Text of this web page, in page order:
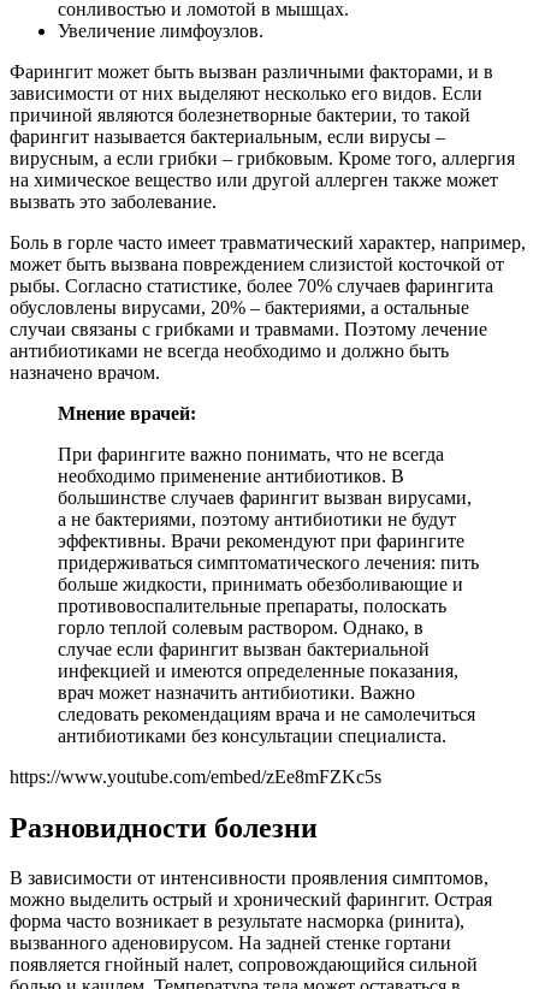
сонливостью и ломотой в мышцах.
Увеличение лимфоузлов.
Фарингит может быть вызван различными факторами, и в
зависимости от них выделяют несколько его видов. Если
причиной являются болезнетворные бактерии, то такой
фарингит называется бактериальным, если вирусы –
вирусным, а если грибки – грибковым. Кроме того, аллергия
на химическое вещество или другой аллерген также может
вызвать это заболевание.
Боль в горле часто имеет травматический характер, например,
может быть вызвана повреждением слизистой косточкой от
рыбы. Согласно статистике, более 70% случаев фарингита
обусловлены вирусами, 20% – бактериями, а остальные
случаи связаны с грибками и травмами. Поэтому лечение
антибиотиками не всегда необходимо и должно быть
назначено врачом.
Мнение врачей:
При фарингите важно понимать, что не всегда
необходимо применение антибиотиков. В
большинстве случаев фарингит вызван вирусами,
а не бактериями, поэтому антибиотики не будут
эффективны. Врачи рекомендуют при фарингите
придерживаться симптоматического лечения: пить
больше жидкости, принимать обезболивающие и
противовоспалительные препараты, полоскать
горло теплой солевым раствором. Однако, в
случае если фарингит вызван бактериальной
инфекцией и имеются определенные показания,
врач может назначить антибиотики. Важно
следовать рекомендациям врача и не самолечиться
антибиотиками без консультации специалиста.
https://www.youtube.com/embed/zEe8mFZKc5s
Разновидности болезни
В зависимости от интенсивности проявления симптомов,
можно выделить острый и хронический фарингит. Острая
форма часто возникает в результате насморка (ринита),
вызванного аденовирусом. На задней стенке гортани
появляется гнойный налет, сопровождающийся сильной